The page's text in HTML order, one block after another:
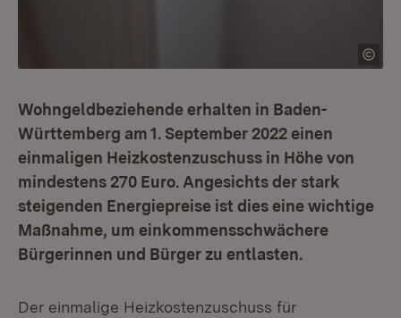
Wohngeldbeziehende erhalten in Baden-
Württemberg am 1. September 2022 einen
einmaligen Heizkostenzuschuss in Höhe von
mindestens 270 Euro. Angesichts der stark
steigenden Energiepreise ist dies eine wichtige
Maßnahme, um einkommensschwächere
Bürgerinnen und Bürger zu entlasten.
Der einmalige Heizkostenzuschuss für